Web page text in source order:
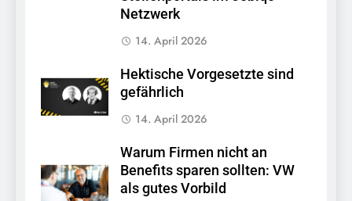
Netzwerk
14. April 2026
Hektische Vorgesetzte sind
gefährlich
14. April 2026
Warum Firmen nicht an
Benefits sparen sollten: VW
als gutes Vorbild